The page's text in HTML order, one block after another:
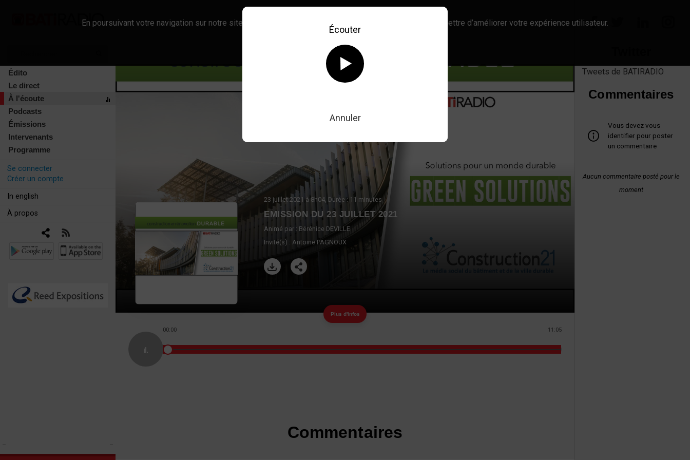
Édito
Le direct
À l'écoute
Podcasts
Émissions
Intervenants
Programme
Se connecter
Créer un compte
In english
À propos
Retour au direct
23 juillet 2021 à 8h04, Durée : 11 minutes
EMISSION DU 23 JUILLET 2021
Animé par : Bérénice DEVILLE
Invité(s) : Antoine PAGNOUX
Plus d'infos
00:00 11:05
Commentaires
Tweets de BATIRADIO
Commentaires
Vous devez vous
identifier pour poster
un commentaire
Aucun commentaire posté pour le
moment
En poursuivant votre navigation sur notre site, vous acceptez l’utilisation de cookies afin de nous permettre d’améliorer votre expérience utilisateur.
Écouter
Annuler